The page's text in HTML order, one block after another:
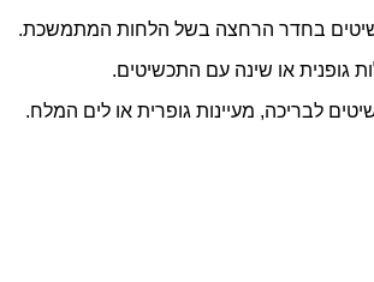
בחדר הרחצה בשל הלחות המתמשכת.
גופנית או שינה עם התכשיטים.
לבריכה, מעיינות גופרית או לים המלח.